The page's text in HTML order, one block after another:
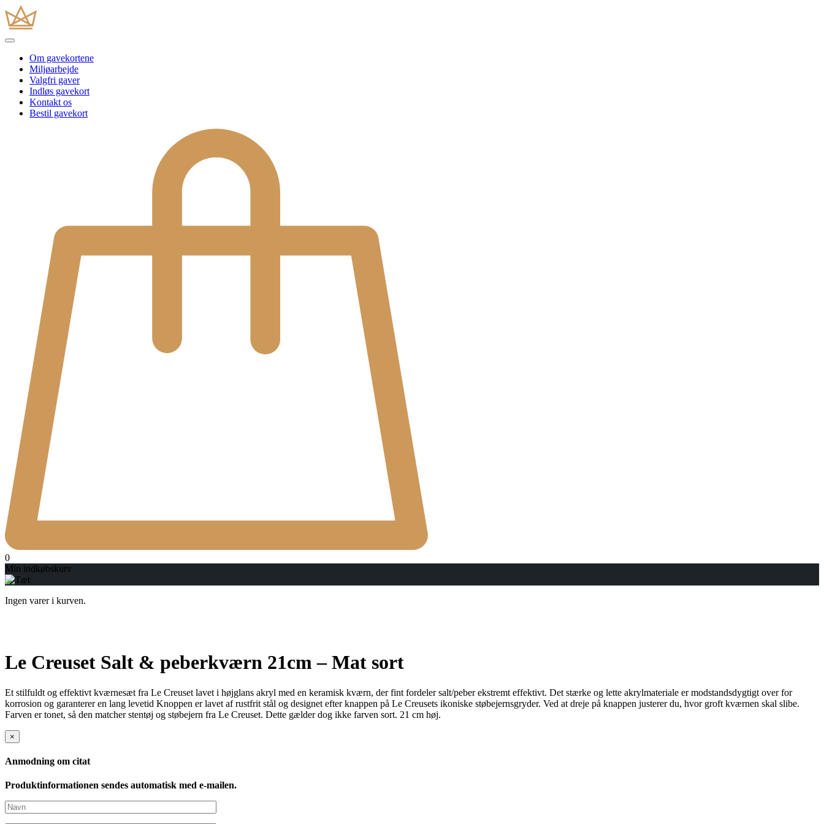
Om gavekortene
Miljøarbejde
Valgfri gaver
Indløs gavekort
Kontakt os
Bestil gavekort
0
Min indkøbskurv
Ingen varer i kurven.
Le Creuset Salt & peberkværn 21cm – Mat sort
Et stilfuldt og effektivt kværnesæt fra Le Creuset lavet i højglans akryl med en keramisk kværn, der fint fordeler salt/peber ekstremt effektivt. Det stærke og lette akrylmateriale er modstandsdygtigt over for
korrosion og garanterer en lang levetid Knoppen er lavet af rustfrit stål og designet efter knappen på Le Creusets ikoniske støbejernsgryder. Ved at dreje på knappen justerer du, hvor groft kværnen skal slibe.
Farven er tonet, så den matcher stentøj og støbejern fra Le Creuset. Dette gælder dog ikke farven sort. 21 cm høj.
×
Anmodning om citat
Produktinformationen sendes automatisk med e-mailen.